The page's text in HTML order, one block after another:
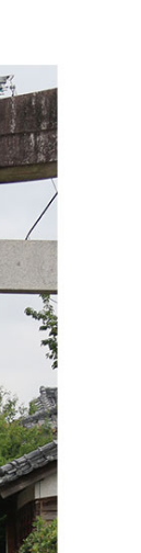
インパルス＠築
城から見てみた
見〜2025＠瑞穂
＠島原（島原総